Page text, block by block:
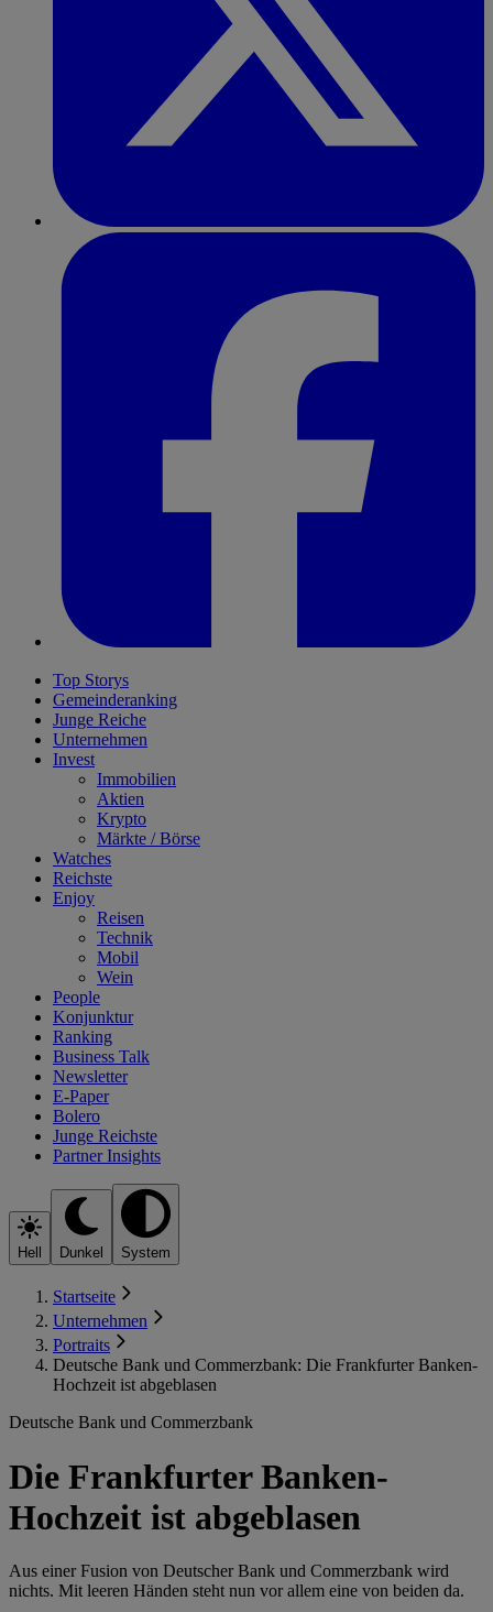
Top Storys
Gemeinderanking
Junge Reiche
Unternehmen
Invest
Immobilien
Aktien
Krypto
Märkte / Börse
Watches
Reichste
Enjoy
Reisen
Technik
Mobil
Wein
People
Konjunktur
Ranking
Business Talk
Newsletter
E-Paper
Bolero
Junge Reichste
Partner Insights
Hell Dunkel System
Startseite
Unternehmen
Portraits
Deutsche Bank und Commerzbank: Die Frankfurter Banken-
Hochzeit ist abgeblasen
Deutsche Bank und Commerzbank
Die Frankfurter Banken-
Hochzeit ist abgeblasen
Aus einer Fusion von Deutscher Bank und Commerzbank wird
nichts. Mit leeren Händen steht nun vor allem eine von beiden da.